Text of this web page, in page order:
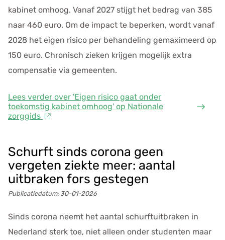
kabinet omhoog. Vanaf 2027 stijgt het bedrag van 385
naar 460 euro. Om de impact te beperken, wordt vanaf
2028 het eigen risico per behandeling gemaximeerd op
150 euro. Chronisch zieken krijgen mogelijk extra
compensatie via gemeenten.
Lees verder over 'Eigen risico gaat onder
toekomstig kabinet omhoog' op Nationale
zorggids
Schurft sinds corona geen
vergeten ziekte meer: aantal
uitbraken fors gestegen
Publicatiedatum: 30-01-2026
Sinds corona neemt het aantal schurftuitbraken in
Nederland sterk toe, niet alleen onder studenten maar